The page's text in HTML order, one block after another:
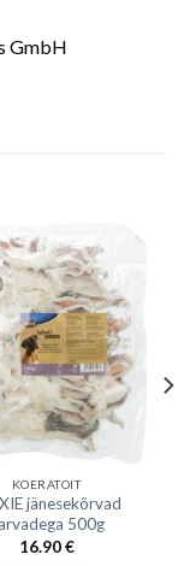
GmbH
KOERATOIT
jänesekõrvad
500g
16.90€